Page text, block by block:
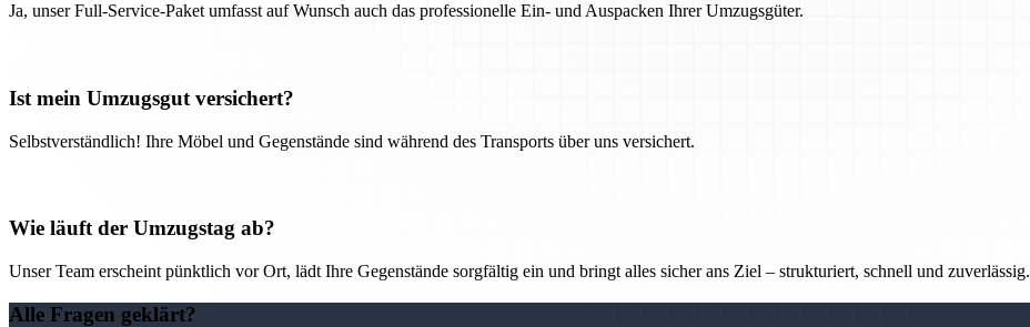
Ja, unser Full-Service-Paket umfasst auf Wunsch auch das professionelle Ein- und Auspacken Ihrer Umzugsgüter.
Ist mein Umzugsgut versichert?
Selbstverständlich! Ihre Möbel und Gegenstände sind während des Transports über uns versichert.
Wie läuft der Umzugstag ab?
Unser Team erscheint pünktlich vor Ort, lädt Ihre Gegenstände sorgfältig ein und bringt alles sicher ans Ziel – strukturiert, schnell und zuverlässig.
Alle Fragen geklärt?